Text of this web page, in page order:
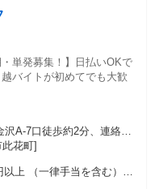
・単発募集！】日払いOKで
バイトが初めてでも大歓
A-7口徒歩約2分、連絡バ
道線/ハピラインふくい 金
花町]
上 （一律手当を含む）